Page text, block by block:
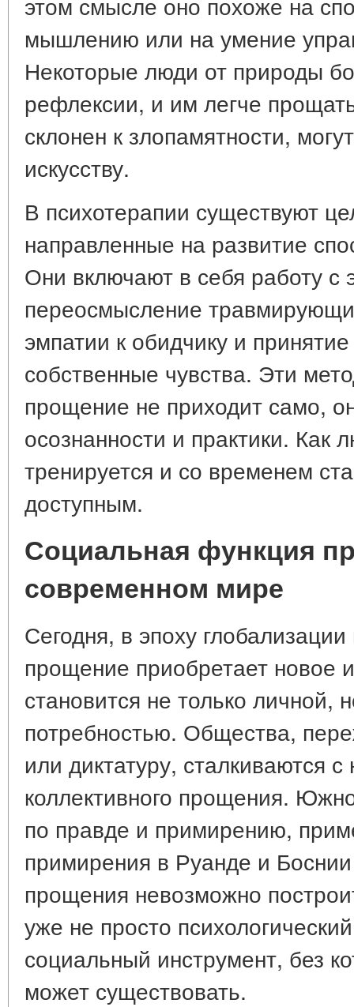
мышлению или на умение
Некоторые люди от природы
рефлексии, и им легче
склонен к злопамятности,
искусству.
В психотерапии существуют
направленные на развитие
Они включают в себя работу с
переосмысление
эмпатии к обидчику и
собственные чувства. Эти
прощение не приходит само,
осознанности и практики. Как
тренируется и со временем
доступным.
Социальная функция
современном мире
Сегодня, в эпоху
прощение приобретает новое
становится не только личной,
потребностью. Общества,
или диктатуру, сталкиваются
коллективного прощения.
по правде и примирению,
примирения в Руанде и
прощения невозможно
уже не просто
социальный инструмент, без
может существовать.